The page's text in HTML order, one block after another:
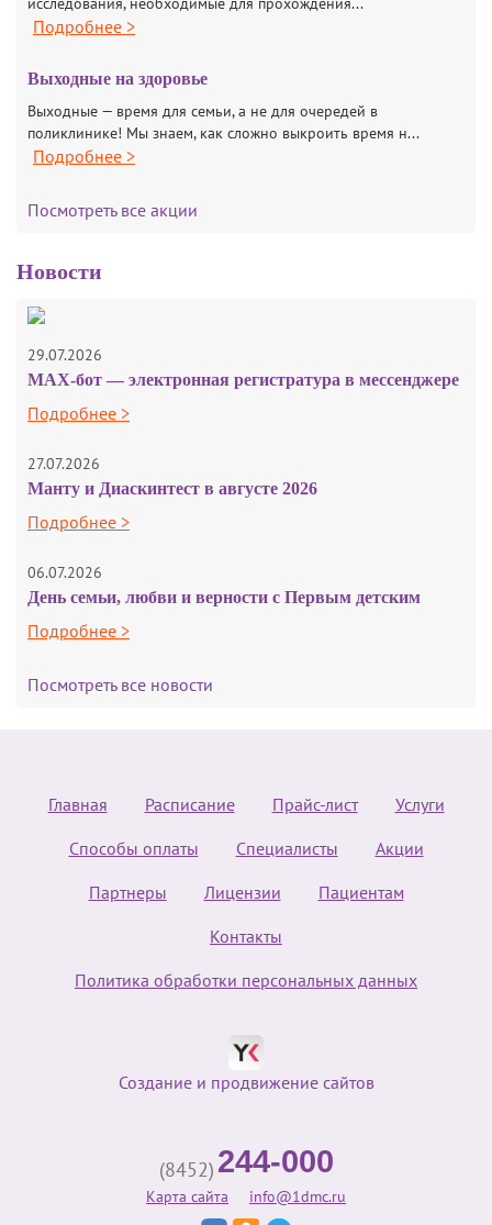
Подробнее >
Выходные на здоровье
Выходные — время для семьи, а не для очередей в
поликлинике! Мы знаем, как сложно выкроить время н...
Подробнее >
Посмотреть все акции
Новости
29.07.2026
MAX-бот — электронная регистратура в мессенджере
Подробнее >
27.07.2026
Манту и Диаскинтест в августе 2026
Подробнее >
06.07.2026
День семьи, любви и верности с Первым детским
Подробнее >
Посмотреть все новости
Главная Расписание Прайс-лист
Услуги
Способы оплаты
Специалисты
Акции
Партнеры
Лицензии
Пациентам
Контакты
Политика обработки персональных данных
Создание и продвижение сайтов
(8452) 244-000
Карта сайта info@1dmc.ru